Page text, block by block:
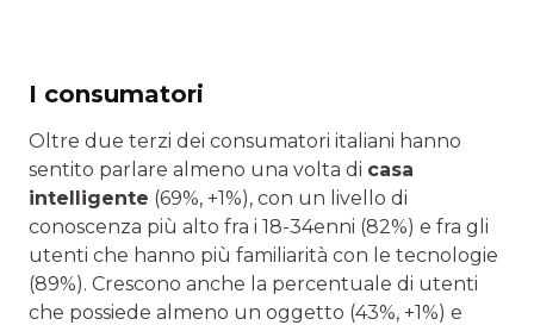
I consumatori
Oltre due terzi dei consumatori italiani hanno
sentito parlare almeno una volta di casa
intelligente (69%, +1%), con un livello di
conoscenza più alto fra i 18-34enni (82%) e fra gli
utenti che hanno più familiarità con le tecnologie
(89%). Crescono anche la percentuale di utenti
che possiede almeno un oggetto (43%, +1%) e